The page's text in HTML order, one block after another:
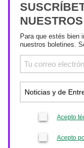
Para que estés bien
nuestros boletines.
Acepto
Acepto